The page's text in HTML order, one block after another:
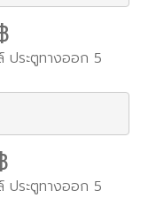
ประตูทางออก 5
ประตูทางออก 5